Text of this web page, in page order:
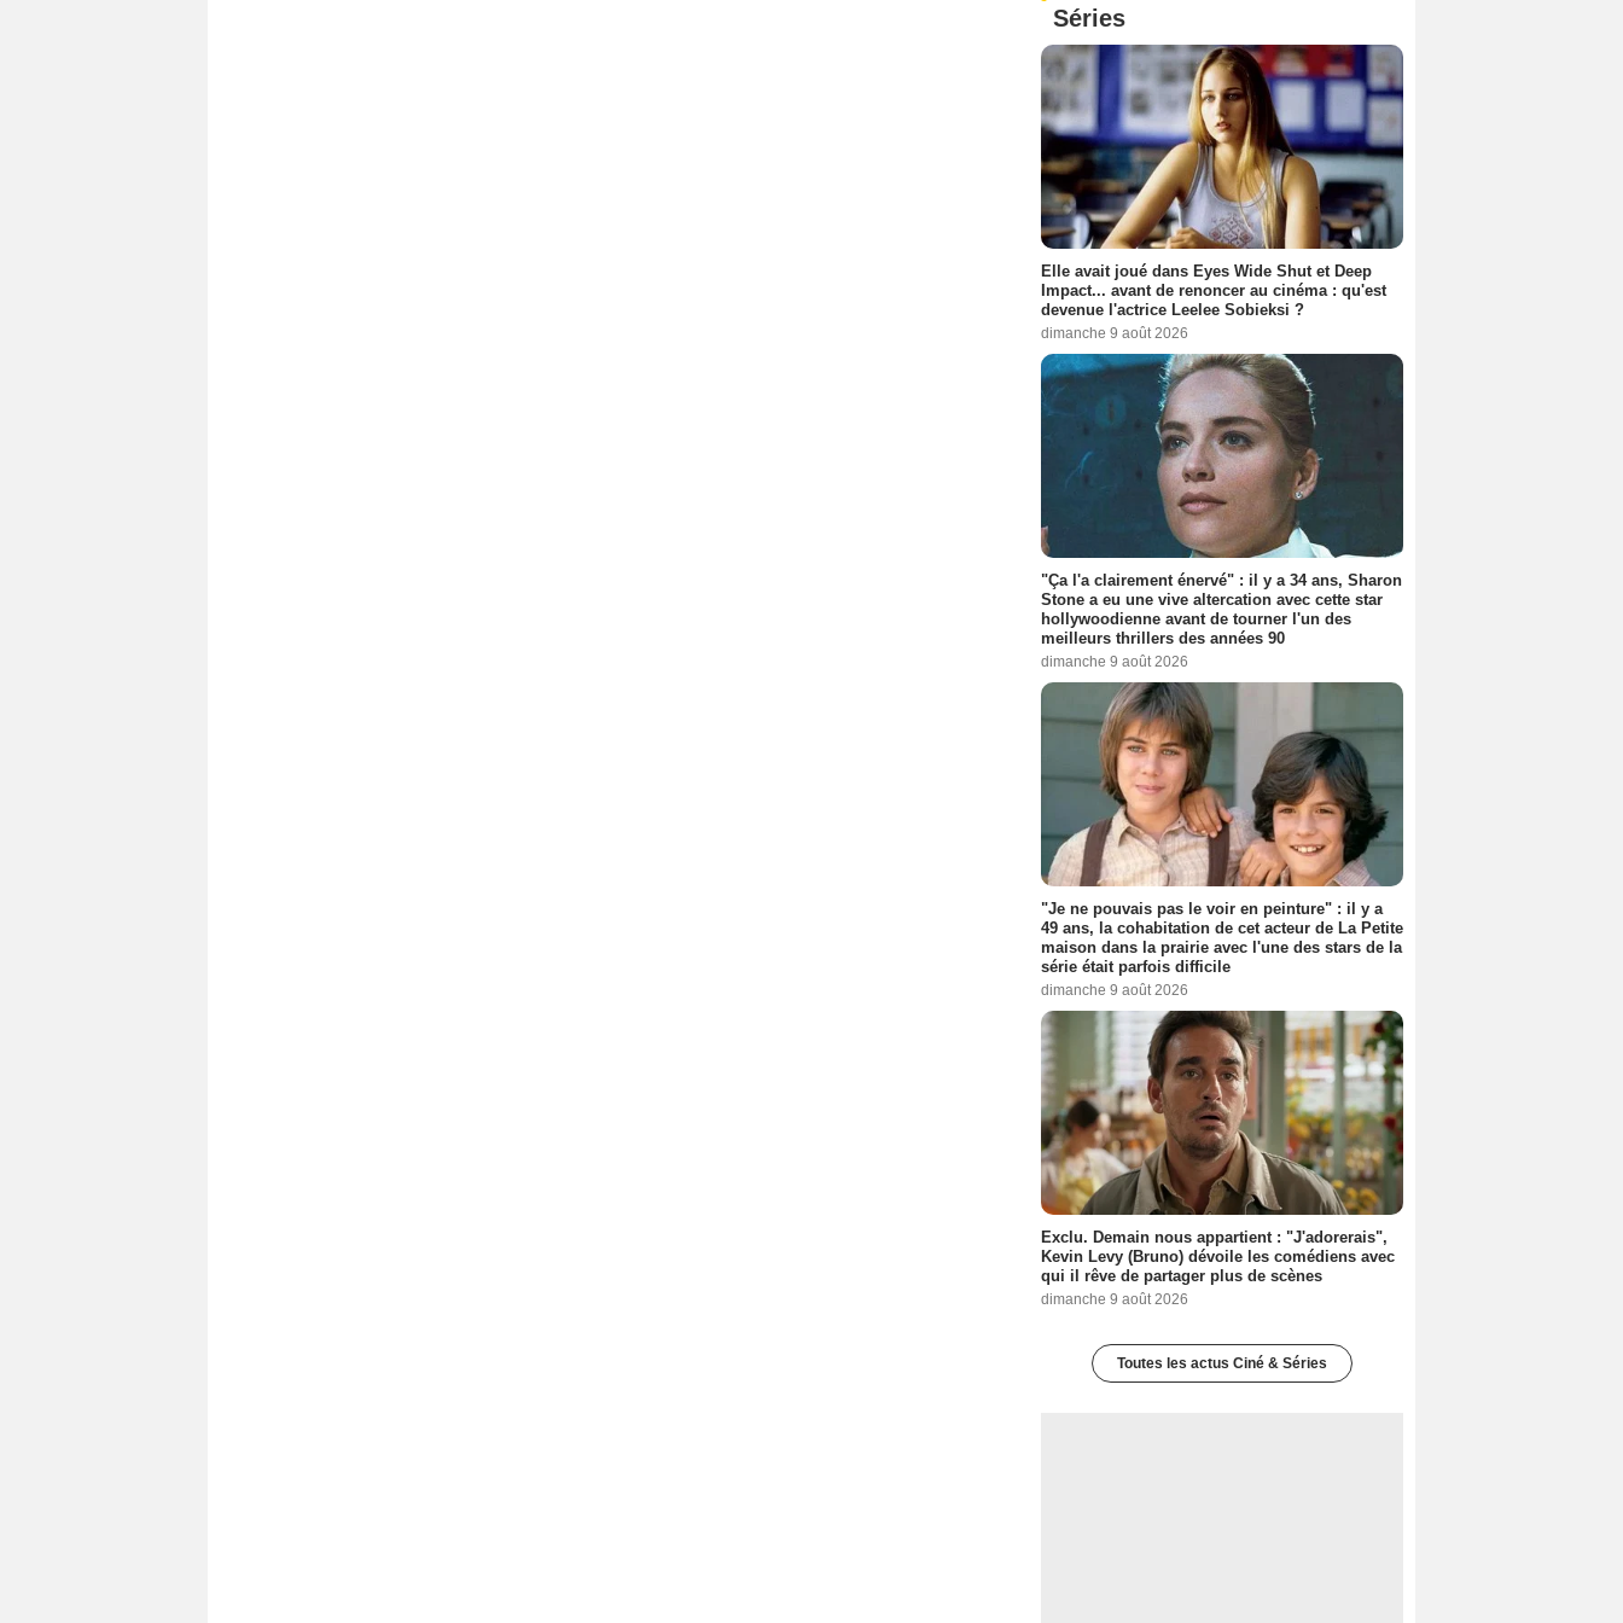
Séries
Elle avait joué dans Eyes Wide Shut et Deep
Impact... avant de renoncer au cinéma : qu'est
devenue l'actrice Leelee Sobieksi ?
dimanche 9 août 2026
"Ça l'a clairement énervé" : il y a 34 ans, Sharon
Stone a eu une vive altercation avec cette star
hollywoodienne avant de tourner l'un des
meilleurs thrillers des années 90
dimanche 9 août 2026
"Je ne pouvais pas le voir en peinture" : il y a
49 ans, la cohabitation de cet acteur de La Petite
maison dans la prairie avec l'une des stars de la
série était parfois difficile
dimanche 9 août 2026
Exclu. Demain nous appartient : "J'adorerais",
Kevin Levy (Bruno) dévoile les comédiens avec
qui il rêve de partager plus de scènes
dimanche 9 août 2026
Toutes les actus Ciné & Séries